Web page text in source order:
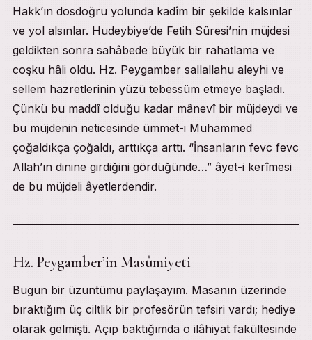
Hakk’ın dosdoğru yolunda kadîm bir şekilde kalsınlar
ve yol alsınlar. Hudeybiye’de Fetih Sûresi’nin müjdesi
geldikten sonra sahâbede büyük bir rahatlama ve
coşku hâli oldu. Hz. Peygamber sallallahu aleyhi ve
sellem hazretlerinin yüzü tebessüm etmeye başladı.
Çünkü bu maddî olduğu kadar mânevî bir müjdeydi ve
bu müjdenin neticesinde ümmet-i Muhammed
çoğaldıkça çoğaldı, arttıkça arttı. “İnsanların fevc fevc
Allah’ın dinine girdiğini gördüğünde…” âyet-i kerîmesi
de bu müjdeli âyetlerdendir.
Hz. Peygamber’in Masûmiyeti
Bugün bir üzüntümü paylaşayım. Masanın üzerinde
bıraktığım üç ciltlik bir profesörün tefsiri vardı; hediye
olarak gelmişti. Açıp baktığımda o ilâhiyat fakültesinde